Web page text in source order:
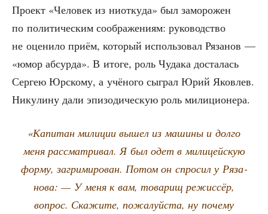
Про­ект «Чело­век из ниот­ку­да» был замо­ро­жен
по поли­ти­че­ским сооб­ра­же­ни­ям: руко­вод­ство
не оце­ни­ло при­ём, кото­рый исполь­зо­вал Ряза­нов —
«юмор абсур­да». В ито­ге, роль Чуда­ка доста­лась
Сер­гею Юрско­му, а учё­но­го сыг­рал Юрий Яко­влев.
Нику­ли­ну дали эпи­зо­ди­че­скую роль милиционера.
«Капи­тан мили­ции вышел из маши­ны и дол­го
меня рас­смат­ри­вал. Я был одет в мили­цей­скую
фор­му, загри­ми­ро­ван. Потом он спро­сил у Ряза­
но­ва: — У меня к вам, това­рищ режис­сёр,
вопрос. Ска­жи­те, пожа­луй­ста, ну поче­му